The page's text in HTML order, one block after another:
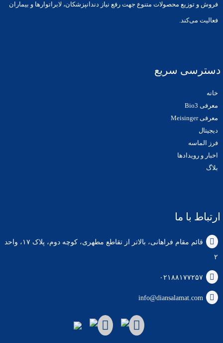
فروش و توزیع محصولات متنوع جهت رفع نیاز دندانپزشکان، لابراتوارها و بیماران
فعالیت می‌کند.
دسترسی سریع
خانه
معرفی Bio3
معرفی Meisinger
دیجیتال
فرز الماسه
اخبار و رویدادها
بلاگ
ارتباط با ما
قائم مقام فراهانی، بالاتر از تقاطع مطهری، کوچه دوم، پلاک ۱۷، واحد
۲
۰۲۱۸۸۱۷۷۲۵۷
info@diansalamat.com